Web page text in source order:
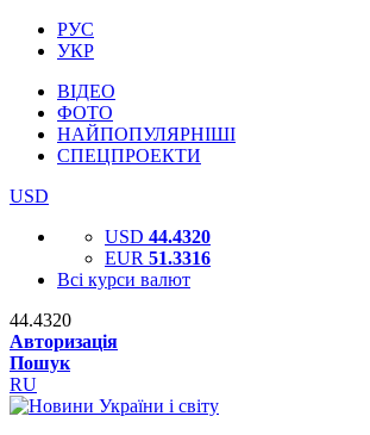
РУС
УКР
ВІДЕО
ФОТО
НАЙПОПУЛЯРНІШІ
СПЕЦПРОЕКТИ
USD
USD 44.4320
EUR 51.3316
Всі курси валют
44.4320
Авторизація
Пошук
RU